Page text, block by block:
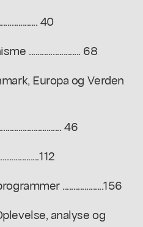
40
........................ 68
Europa og Verden
46
...................156
analyse og